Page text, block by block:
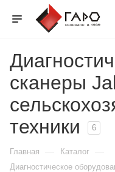
сканеры
техники
6
Главная — Каталог —
Диагностическое